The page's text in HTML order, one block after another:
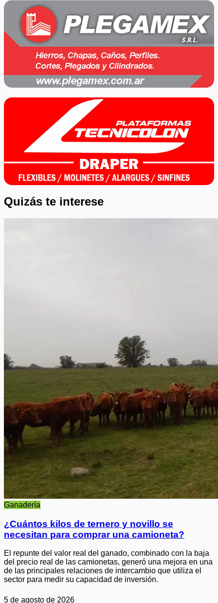
Quizás te interese
Ganadería
¿Cuántos kilos de ternero y novillo se
necesitan para comprar una camioneta?
El repunte del valor real del ganado, combinado con la baja
del precio real de las camionetas, generó una mejora en una
de las principales relaciones de intercambio que utiliza el
sector para medir su capacidad de inversión.
5 de agosto de 2026